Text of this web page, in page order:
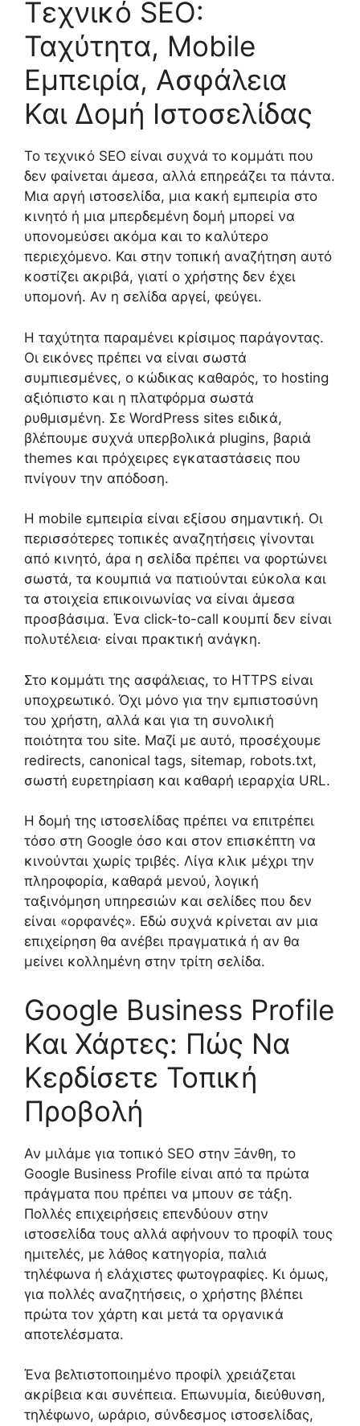
Τεχνικό SEO:
Ταχύτητα, Mobile
Εμπειρία, Ασφάλεια
Και Δομή Ιστοσελίδας
Το τεχνικό SEO είναι συχνά το κομμάτι που
δεν φαίνεται άμεσα, αλλά επηρεάζει τα πάντα.
Μια αργή ιστοσελίδα, μια κακή εμπειρία στο
κινητό ή μια μπερδεμένη δομή μπορεί να
υπονομεύσει ακόμα και το καλύτερο
περιεχόμενο. Και στην τοπική αναζήτηση αυτό
κοστίζει ακριβά, γιατί ο χρήστης δεν έχει
υπομονή. Αν η σελίδα αργεί, φεύγει.
Η ταχύτητα παραμένει κρίσιμος παράγοντας.
Οι εικόνες πρέπει να είναι σωστά
συμπιεσμένες, ο κώδικας καθαρός, το hosting
αξιόπιστο και η πλατφόρμα σωστά
ρυθμισμένη. Σε WordPress sites ειδικά,
βλέπουμε συχνά υπερβολικά plugins, βαριά
themes και πρόχειρες εγκαταστάσεις που
πνίγουν την απόδοση.
Η mobile εμπειρία είναι εξίσου σημαντική. Οι
περισσότερες τοπικές αναζητήσεις γίνονται
από κινητό, άρα η σελίδα πρέπει να φορτώνει
σωστά, τα κουμπιά να πατιούνται εύκολα και
τα στοιχεία επικοινωνίας να είναι άμεσα
προσβάσιμα. Ένα click-to-call κουμπί δεν είναι
πολυτέλεια· είναι πρακτική ανάγκη.
Στο κομμάτι της ασφάλειας, το HTTPS είναι
υποχρεωτικό. Όχι μόνο για την εμπιστοσύνη
του χρήστη, αλλά και για τη συνολική
ποιότητα του site. Μαζί με αυτό, προσέχουμε
redirects, canonical tags, sitemap, robots.txt,
σωστή ευρετηρίαση και καθαρή ιεραρχία URL.
Η δομή της ιστοσελίδας πρέπει να επιτρέπει
τόσο στη Google όσο και στον επισκέπτη να
κινούνται χωρίς τριβές. Λίγα κλικ μέχρι την
πληροφορία, καθαρά μενού, λογική
ταξινόμηση υπηρεσιών και σελίδες που δεν
είναι «ορφανές». Εδώ συχνά κρίνεται αν μια
επιχείρηση θα ανέβει πραγματικά ή αν θα
μείνει κολλημένη στην τρίτη σελίδα.
Google Business Profile
Και Χάρτες: Πώς Να
Κερδίσετε Τοπική
Προβολή
Αν μιλάμε για τοπικό SEO στην Ξάνθη, το
Google Business Profile είναι από τα πρώτα
πράγματα που πρέπει να μπουν σε τάξη.
Πολλές επιχειρήσεις επενδύουν στην
ιστοσελίδα τους αλλά αφήνουν το προφίλ τους
ημιτελές, με λάθος κατηγορία, παλιά
τηλέφωνα ή ελάχιστες φωτογραφίες. Κι όμως,
για πολλές αναζητήσεις, ο χρήστης βλέπει
πρώτα τον χάρτη και μετά τα οργανικά
αποτελέσματα.
Ένα βελτιστοποιημένο προφίλ χρειάζεται
ακρίβεια και συνέπεια. Επωνυμία, διεύθυνση,
τηλέφωνο, ωράριο, σύνδεσμος ιστοσελίδας,